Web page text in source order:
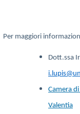
Per maggiori
Dott.ssa
Camera
Valentia